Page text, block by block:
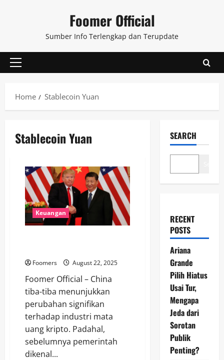
Foomer Official
Sumber Info Terlengkap dan Terupdate
Primary
Home
Stablecoin Yuan
Stablecoin Yuan
Keuangan
Foomers August 22, 2025
Foomer Official – China
tiba-tiba menunjukkan
perubahan signifikan
terhadap industri mata
uang kripto. Padahal,
sebelumnya pemerintah
dikenal...
SEARCH
RECENT
POSTS
Ariana
Grande
Pilih Hiatus
Usai Tur,
Mengapa
Jeda dari
Sorotan
Publik
Penting?